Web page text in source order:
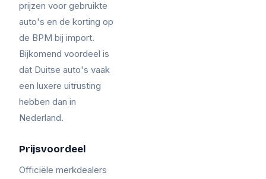
prijzen voor gebruikte
auto's en de korting op
de BPM bij import.
Bijkomend voordeel is
dat Duitse auto's vaak
een luxere uitrusting
hebben dan in
Nederland.
Prijsvoordeel
Officiële merkdealers